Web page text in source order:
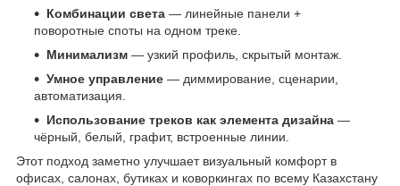
Комбинации света — линейные панели +
поворотные споты на одном треке.
Минимализм — узкий профиль, скрытый монтаж.
Умное управление — диммирование, сценарии,
автоматизация.
Использование треков как элемента дизайна —
чёрный, белый, графит, встроенные линии.
Этот подход заметно улучшает визуальный комфорт в
офисах, салонах, бутиках и коворкингах по всему Казахстану